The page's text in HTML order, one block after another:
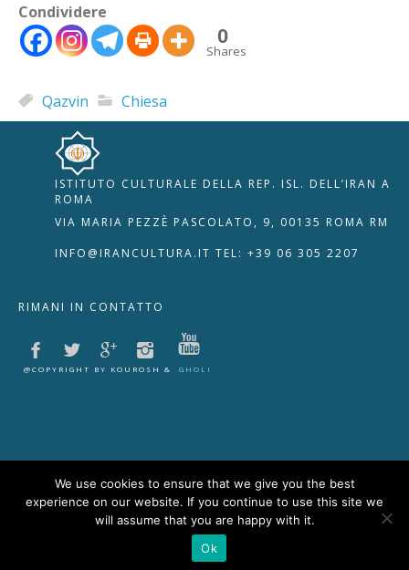
Condividere
0
Shares
Qazvin Chiesa
ISTITUTO CULTURALE DELLA REP. ISL. DELL’IRAN A
ROMA
VIA MARIA PEZZÈ PASCOLATO, 9, 00135 ROMA RM
INFO@IRANCULTURA.IT TEL: +39 06 305 2207
RIMANI IN CONTATTO
@COPYRIGHT BY KOUROSH & GHOLI
We use cookies to ensure that we give you the best
experience on our website. If you continue to use this site we
will assume that you are happy with it.
Ok
RIPRISTINA 🇮🇹 🇬🇧
Disattiva Immagini
Evidenzia Link
Lettura Vocale
Leggi
Segnala Problema